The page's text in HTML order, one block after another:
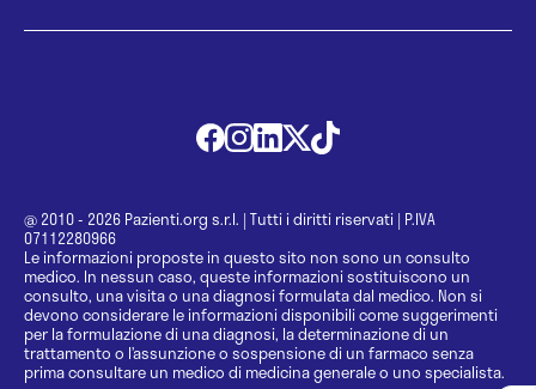
@ 2010 - 2026 Pazienti.org s.r.l. | Tutti i diritti riservati | P.IVA
07112280966
Le informazioni proposte in questo sito non sono un consulto
medico. In nessun caso, queste informazioni sostituiscono un
consulto, una visita o una diagnosi formulata dal medico. Non si
devono considerare le informazioni disponibili come suggerimenti
per la formulazione di una diagnosi, la determinazione di un
trattamento o l’assunzione o sospensione di un farmaco senza
prima consultare un medico di medicina generale o uno specialista.